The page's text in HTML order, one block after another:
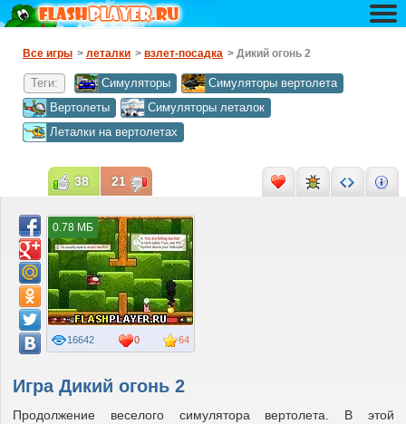
Все игры > леталки > взлет-посадка > Дикий огонь 2
Теги: Симуляторы
Симуляторы вертолета
Вертолеты
Симуляторы леталок
Леталки на вертолетах
Игра Дикий огонь 2
Продолжение веселого симулятора вертолета. В этой
64
16642 0
0.78 МБ
38 21